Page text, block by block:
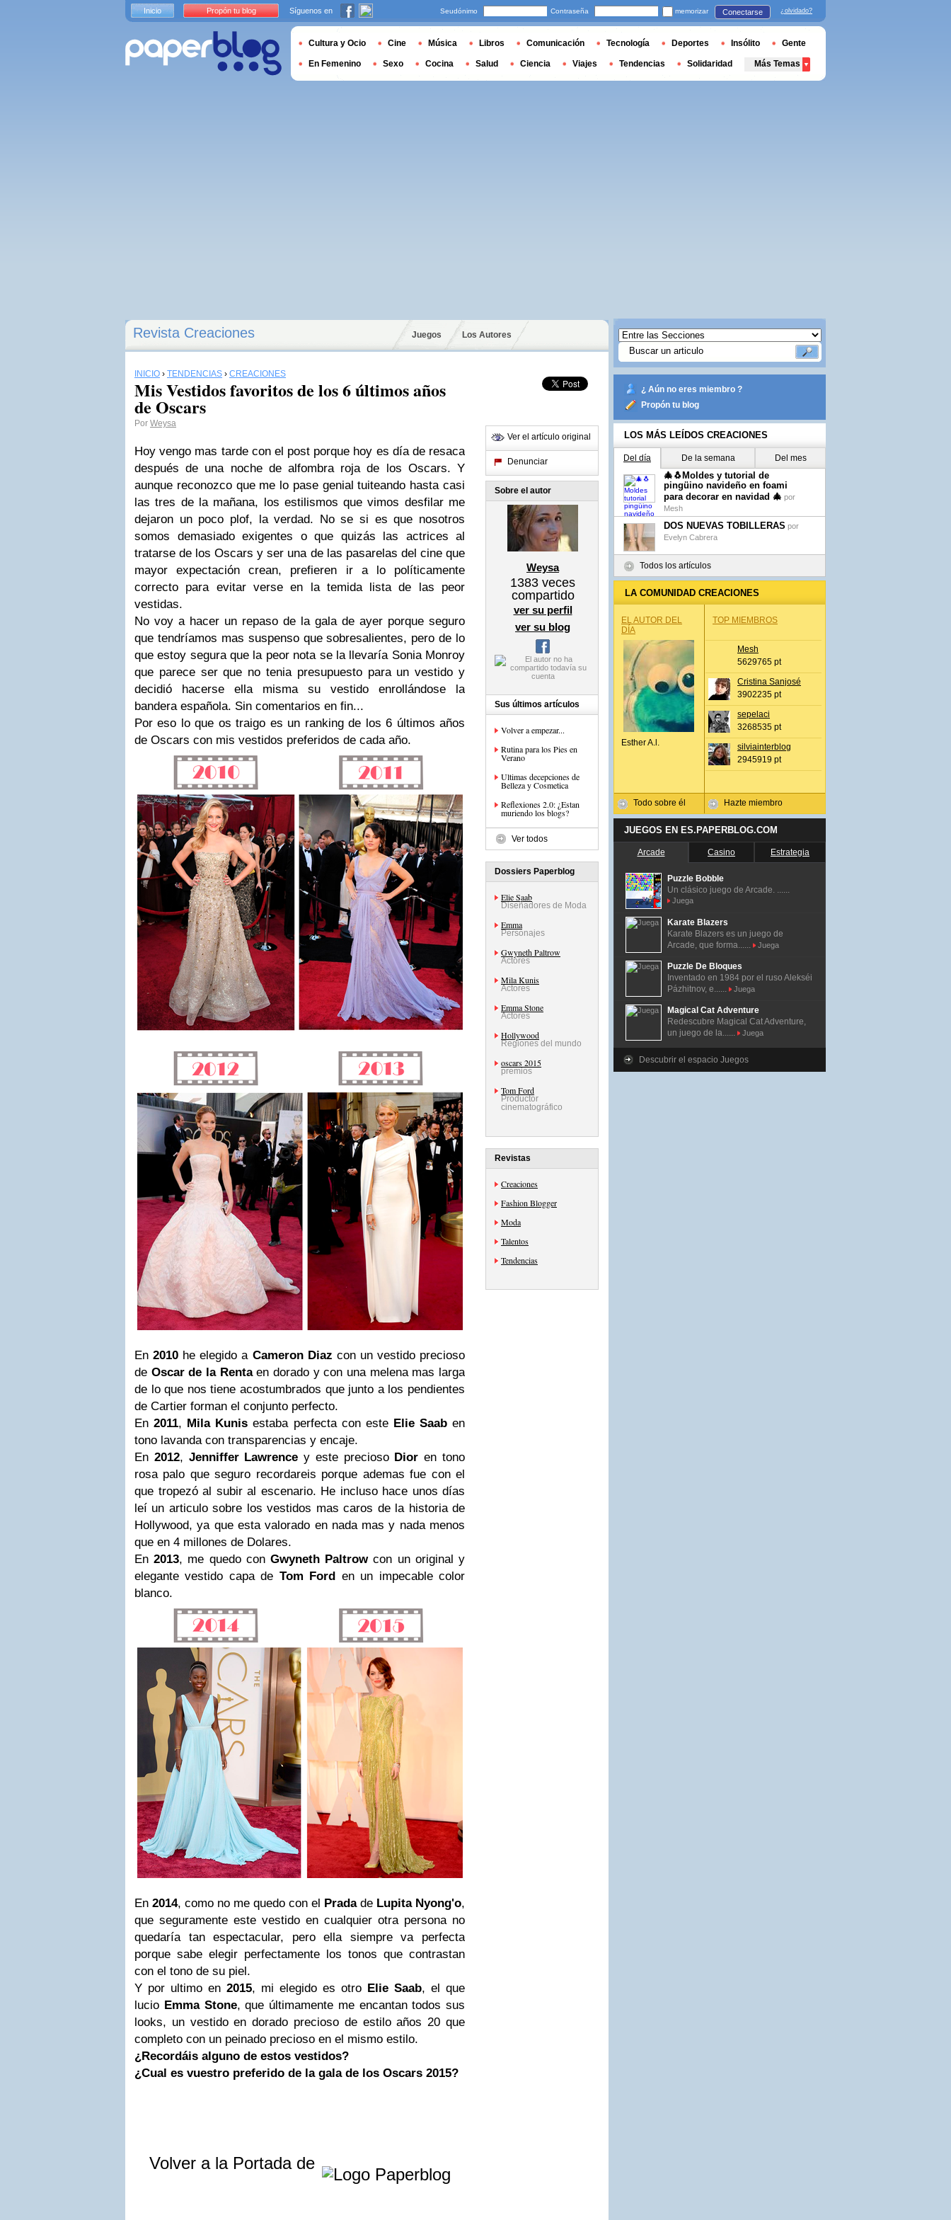
Revista Creaciones Juegos Los Autores
INICIO › TENDENCIAS › CREACIONES
Mis Vestidos favoritos de los 6 últimos años
de Oscars
Por Weysa
Hoy vengo mas tarde con el post porque hoy es día de resaca
después de una noche de alfombra roja de los Oscars. Y
aunque reconozco que me lo pase genial tuiteando hasta casi
las tres de la mañana, los estilismos que vimos desfilar me
dejaron un poco plof, la verdad. No se si es que nosotros
somos demasiado exigentes o que quizás las actrices al
tratarse de los Oscars y ser una de las pasarelas del cine que
mayor expectación crean, prefieren ir a lo políticamente
correcto para evitar verse en la temida lista de las peor
vestidas.
No voy a hacer un repaso de la gala de ayer porque seguro
que tendríamos mas suspenso que sobresalientes, pero de lo
que estoy segura que la peor nota se la llevaría Sonia Monroy
que parece ser que no tenia presupuesto para un vestido y
decidió hacerse ella misma su vestido enrollándose la
bandera española. Sin comentarios en fin...
Por eso lo que os traigo es un ranking de los 6 últimos años
de Oscars con mis vestidos preferidos de cada año.
En2010 he elegido a Cameron Diaz con un vestido precioso
de Oscar de la Rentaen dorado y con una melena mas larga
de lo que nos tiene acostumbrados que junto a los pendientes
de Cartier forman el conjunto perfecto.
En2011, Mila Kunis estaba perfecta con este Elie Saaben
tono lavanda con transparencias y encaje.
En 2012, Jenniffer Lawrence y este precioso Dioren tono
rosa palo que seguro recordareis porque ademas fue con el
que tropezó al subir al escenario. He incluso hace unos días
leí un articulo sobre los vestidos mas caros de la historia de
Hollywood, ya que esta valorado en nada mas y nada menos
que en 4 millones de Dolares.
En2013, me quedo conGwyneth Paltrowcon un original y
elegante vestido capa de Tom Ford en un impecable color
blanco.
En 2014, como no me quedo con el Prada de Lupita Nyong'o,
que seguramente este vestido en cualquier otra persona no
quedaría tan espectacular, pero ella siempre va perfecta
porque sabe elegir perfectamente los tonos que contrastan
con el tono de su piel.
Y por ultimo en 2015, mi elegido es otro Elie Saab, el que
lucio EmmaStone, que últimamente me encantan todos sus
looks, un vestido en dorado precioso de estilo años 20 que
completo con un peinado precioso en el mismo estilo.
¿Recordáis alguno de estos vestidos?
¿Cual es vuestro preferido de la gala de los Oscars 2015?
Volver a la Portada de
Ver el artículo original
Denunciar
Sobre el autor
Weysa
1383 veces
compartido
ver su perfil
ver su blog
Sus últimos artículos
Volver a empezar...
Rutina para los Pies en
Verano
Ultimas decepciones de
Belleza y Cosmetica
Reflexiones 2.0: ¿Estan
muriendo los blogs?
Ver todos
Dossiers Paperblog
Elie Saab
Diseñadores de Moda
Emma
Personajes
Gwyneth Paltrow
Actores
Mila Kunis
Actores
Emma Stone
Actores
Hollywood
Regiones del mundo
oscars 2015
premios
Tom Ford
Productor
cinematográfico
Revistas
Creaciones
Fashion Blogger
Moda
Talentos
Tendencias
¿ Aún no eres miembro ?
Propón tu blog
LOS MÁS LEÍDOS CREACIONES
Del día De la semana Del mes
🎄🐧Moldes y tutorial de
pingüino navideño en foami
para decorar en navidad 🎄 por
Mesh
DOS NUEVAS TOBILLERAS por
Evelyn Cabrera
Todos los artículos
LA COMUNIDAD CREACIONES
EL AUTOR DEL
DÍA
Esther A.l.
Todo sobre él
TOP MIEMBROS
Mesh
5629765 pt
Cristina Sanjosé
3902235 pt
sepelaci
3268535 pt
silviainterblog
2945919 pt
Hazte miembro
JUEGOS EN ES.PAPERBLOG.COM
Arcade Casino Estrategia
Puzzle Bobble
Un clásico juego de Arcade. ......
Juega
Karate Blazers
Karate Blazers es un juego de
Arcade, que forma......
Juega
Puzzle De Bloques
Inventado en 1984 por el ruso Alekséi
Pázhitnov, e......
Juega
Magical Cat Adventure
Redescubre Magical Cat Adventure,
un juego de la......
Juega
Descubrir el espacio Juegos
Inicio Propón tu blog Síguenos en Seudónimo Contraseña memorizar Conectarse ¿olvidado?
Cultura y Ocio Cine Música Libros Comunicación Tecnología Deportes Insólito Gente
En Femenino Sexo Cocina Salud Ciencia Viajes Tendencias Solidaridad Más Temas